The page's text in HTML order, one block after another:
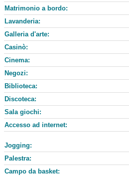
Matrimonio a bordo:
Lavanderia:
Galleria d'arte:
Casinò:
Cinema:
Negozi:
Biblioteca:
Discoteca:
Sala giochi:
Accesso ad internet:
Jogging:
Palestra:
Campo da basket: